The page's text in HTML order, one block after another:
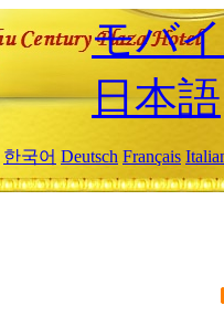
モバ
日本語
한국어 Deutsch Français